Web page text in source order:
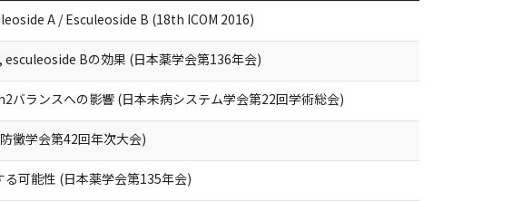
A / Esculeoside B (18th ICOM 2016)
Bの効果 (日本薬学会第136年会)
バランスへの影響 (日本未病システム学会第22回学術総会)
黴学会第42回年次大会)
可能性 (日本薬学会第135年会)